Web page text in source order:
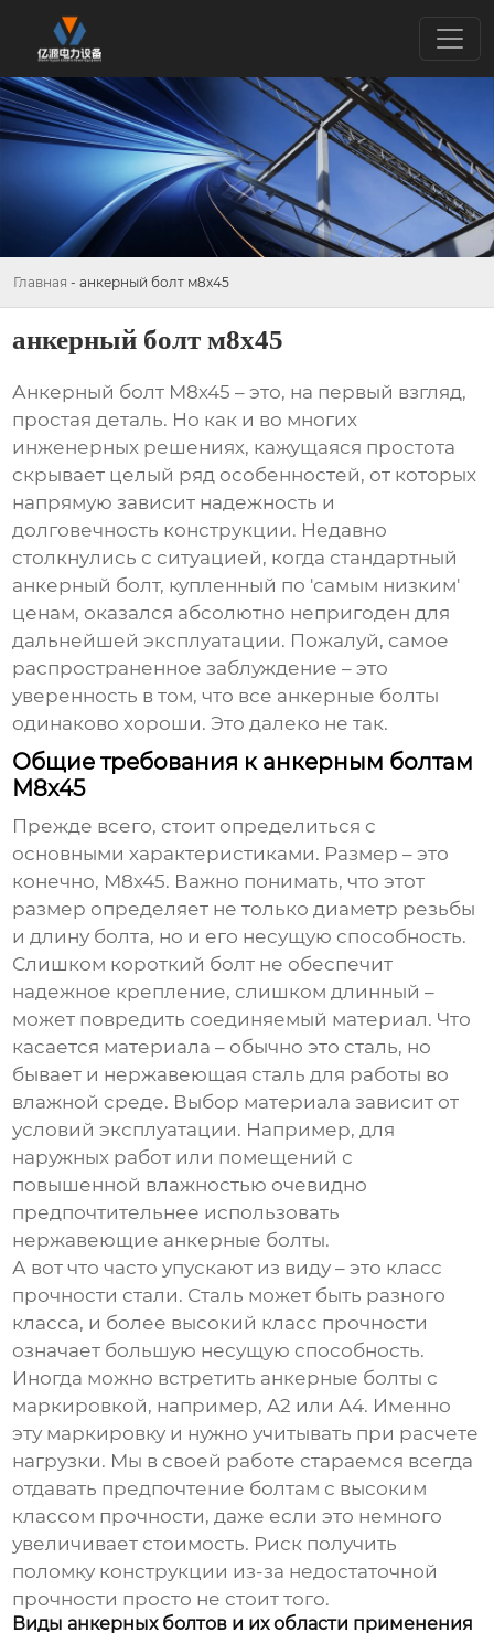
Главная - анкерный болт м8х45
анкерный болт м8х45
Анкерный болт М8х45 – это, на первый взгляд,
простая деталь. Но как и во многих
инженерных решениях, кажущаяся простота
скрывает целый ряд особенностей, от которых
напрямую зависит надежность и
долговечность конструкции. Недавно
столкнулись с ситуацией, когда стандартный
анкерный болт, купленный по 'самым низким'
ценам, оказался абсолютно непригоден для
дальнейшей эксплуатации. Пожалуй, самое
распространенное заблуждение – это
уверенность в том, что все анкерные болты
одинаково хороши. Это далеко не так.
Общие требования к анкерным болтам
М8х45
Прежде всего, стоит определиться с
основными характеристиками. Размер – это
конечно, М8х45. Важно понимать, что этот
размер определяет не только диаметр резьбы
и длину болта, но и его несущую способность.
Слишком короткий болт не обеспечит
надежное крепление, слишком длинный –
может повредить соединяемый материал. Что
касается материала – обычно это сталь, но
бывает и нержавеющая сталь для работы во
влажной среде. Выбор материала зависит от
условий эксплуатации. Например, для
наружных работ или помещений с
повышенной влажностью очевидно
предпочтительнее использовать
нержавеющие анкерные болты.
А вот что часто упускают из виду – это класс
прочности стали. Сталь может быть разного
класса, и более высокий класс прочности
означает большую несущую способность.
Иногда можно встретить анкерные болты с
маркировкой, например, A2 или A4. Именно
эту маркировку и нужно учитывать при расчете
нагрузки. Мы в своей работе стараемся всегда
отдавать предпочтение болтам с высоким
классом прочности, даже если это немного
увеличивает стоимость. Риск получить
поломку конструкции из-за недостаточной
прочности просто не стоит того.
Виды анкерных болтов и их области применения